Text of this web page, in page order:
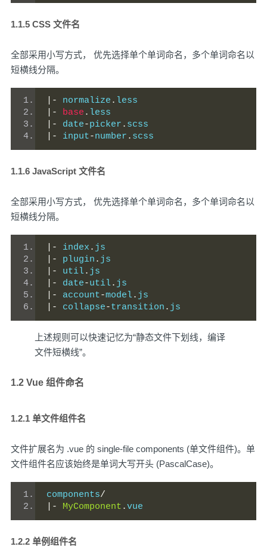
1.1.5 CSS 文件名
全部采用小写方式， 优先选择单个单词命名，多个单词命名以
短横线分隔。
|- normalize . less
|-
base . less
|-
date-picker . scss
|-
input-number . scss
1.1.6 JavaScript 文件名
全部采用小写方式， 优先选择单个单词命名，多个单词命名以
短横线分隔。
|- index . js
|-
plugin . js
|-
util. js
|-
date-util. js
|-
account-model. js
|-
collapse-transition . js
上述规则可以快速记忆为“静态文件下划线，编译
文件短横线”。
1.2 Vue 组件命名
1.2.1 单文件组件名
文件扩展名为 .vue 的 single-file components (单文件组件)。单
文件组件名应该始终是单词大写开头 (PascalCase)。
components/
|-
MyComponent .vue
1.2.2 单例组件名